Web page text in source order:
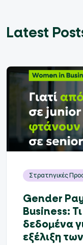
Latest
Στρατηγικές
Gender
Business:
δεδομένα
εξέλιξη